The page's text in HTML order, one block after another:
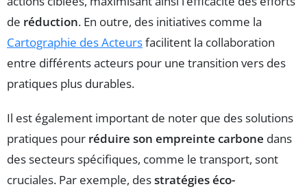
de réduction. En outre, des initiatives comme la
Cartographie des Acteursfacilitent la collaboration
entre différents acteurs pour une transition vers des
pratiques plus durables.
Il est également important de noter que des solutions
pratiques pour réduire son empreinte carbone dans
des secteurs spécifiques, comme le transport, sont
cruciales. Par exemple, desstratégies éco-